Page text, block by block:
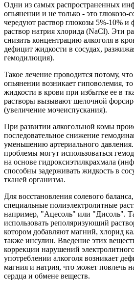
Одни из самых распространенных
опьянении и не только - это глюкозо-
чередуют раствор глюкозы 5%-10% и
раствор натрия хлорида (NaCl). Эти
снизить концентрацию алкоголя в
дефицит жидкости в сосудах,
гемодилюция).
Такое лечение проводится потому,
опьянении возникает гиповолемия, то
жидкости в крови при избытке ее в
растворы вызывают щелочной
(увеличение мочеиспускания).
При развитии алкогольной комы
последовательное снижение
уменьшению артериального
проблемы могут использоваться
на основе гидроксиэтилкрахмала
способны задерживать жидкость в
тканей организма.
Для восстановления солевого
специальные полиэлектролитные
например, "Ацесоль" или "Дисоль".
использовать реполяризующий
котором добавляют магний, хлорид
также инсулин. Введение этих
коррекции нарушений
употреблении алкоголя возникает
магния и натрия, что может повлечь
сердца и обмене веществ.